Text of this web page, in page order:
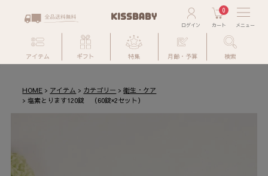
0
アイテム ギフト 特集 月齢・予算 検索
HOME アイテム カテゴリー
衛生・ケア
塩素とります120錠 （60錠×2セット）